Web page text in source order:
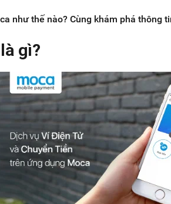
như thế nào? Cùng khám phá thông
gì?